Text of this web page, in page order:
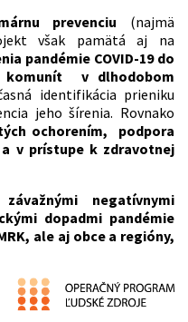
prevenciu (najmä
však pamätá aj na
pandémie COVID-19 do
komunít v dlhodobom
identifikácia prieniku
jeho šírenia. Rovnako
ochorením, podpora
v prístupe k zdravotnej
negatívnymi
dopadmi pandémie
ale aj obce a regióny,